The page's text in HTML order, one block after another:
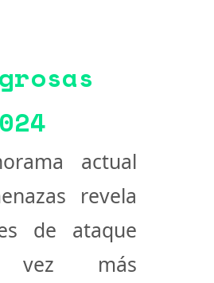
actual
revela
de ataque
vez más